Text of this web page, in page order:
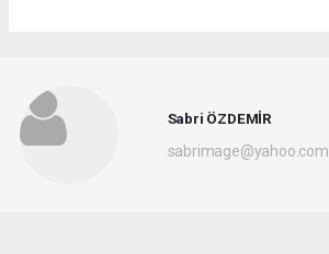
Sabri ÖZDEMİR
sabrimage@yahoo.com